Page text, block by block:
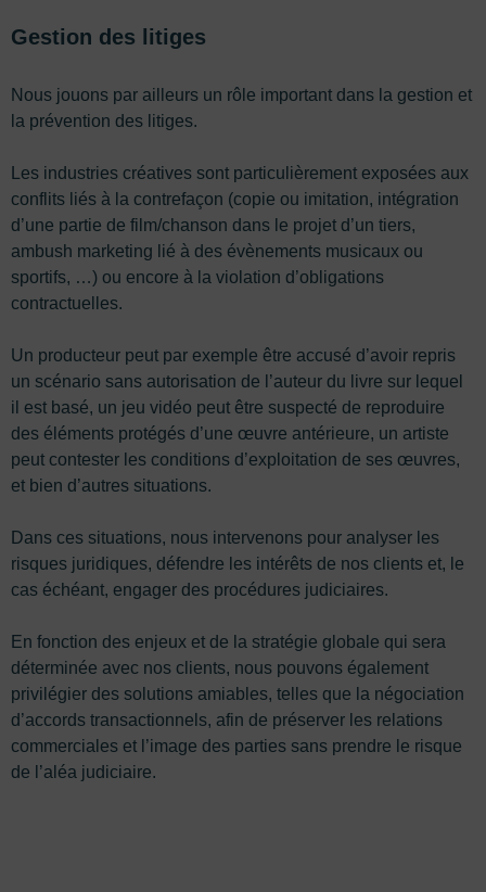
Gestion des litiges
Nous jouons par ailleurs un rôle important dans la gestion et
la prévention des litiges.
Les industries créatives sont particulièrement exposées aux
conflits liés à la contrefaçon (copie ou imitation, intégration
d’une partie de film/chanson dans le projet d’un tiers,
ambush marketing lié à des évènements musicaux ou
sportifs, …) ou encore à la violation d’obligations
contractuelles.
Un producteur peut par exemple être accusé d’avoir repris
un scénario sans autorisation de l’auteur du livre sur lequel
il est basé, un jeu vidéo peut être suspecté de reproduire
des éléments protégés d’une œuvre antérieure, un artiste
peut contester les conditions d’exploitation de ses œuvres,
et bien d’autres situations.
Dans ces situations, nous intervenons pour analyser les
risques juridiques, défendre les intérêts de nos clients et, le
cas échéant, engager des procédures judiciaires.
En fonction des enjeux et de la stratégie globale qui sera
déterminée avec nos clients, nous pouvons également
privilégier des solutions amiables, telles que la négociation
d’accords transactionnels, afin de préserver les relations
commerciales et l’image des parties sans prendre le risque
de l’aléa judiciaire.